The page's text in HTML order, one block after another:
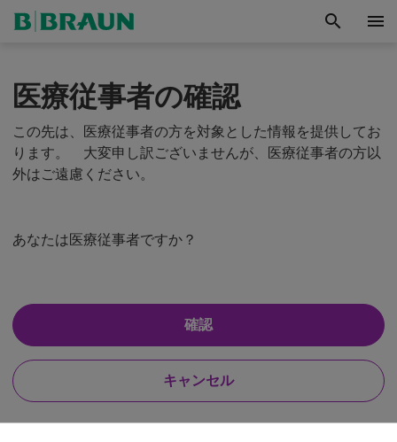
search menu
術
用
鋼
製
器
具
菌
コ
ナ
シ
ス
医療従事者の確認
この先は、医療従事者の方を対象とした情報を提供してお
ります。 大変申し訳ございませんが、医療従事者の方以
外はご遠慮ください。
あなたは医療従事者ですか？
確認は
た
医
キャンセルい
、